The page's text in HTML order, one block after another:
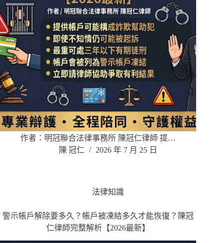
作者：明冠聯合法律事務所 陳冠仁律師 提…
陳 冠仁
2026 年 7 月 25 日
法律知識
警示帳戶解除要多久？帳戶被凍結多久才能恢復？陳冠
仁律師完整解析【2026最新】